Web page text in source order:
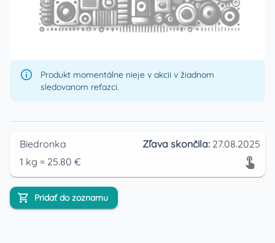
Produkt momentálne nieje v akcii v žiadnom
sledovanom reťazci.
Biedronka Zľava skončila: 27.08.2025
1 kg = 25.80 €
Pridať do zoznamu